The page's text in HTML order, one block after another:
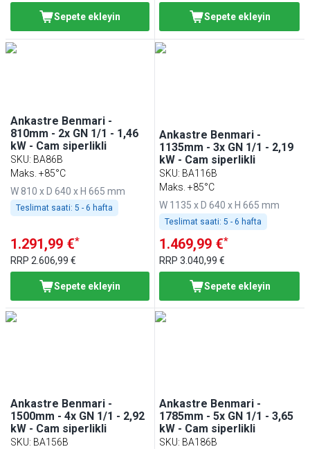
Sepete ekleyin Sepete ekleyin
Ankastre Benmari -
810mm - 2x GN 1/1 - 1,46
kW - Cam siperlikli
SKU: BA86B
Maks. +85°C
W 810 x D 640 x H 665 mm
Teslimat saati: 5 - 6 hafta
1.291,99 €*
RRP 2.606,99 €
Sepete ekleyin
Ankastre Benmari -
1135mm - 3x GN 1/1 - 2,19
kW - Cam siperlikli
SKU: BA116B
Maks. +85°C
W 1135 x D 640 x H 665 mm
Teslimat saati: 5 - 6 hafta
1.469,99 €*
RRP3.040,99 €
Sepete ekleyin
Ankastre Benmari -
1500mm - 4x GN 1/1 - 2,92
kW - Cam siperlikli
SKU: BA156B
Ankastre Benmari -
1785mm - 5x GN 1/1 - 3,65
kW - Cam siperlikli
SKU: BA186B